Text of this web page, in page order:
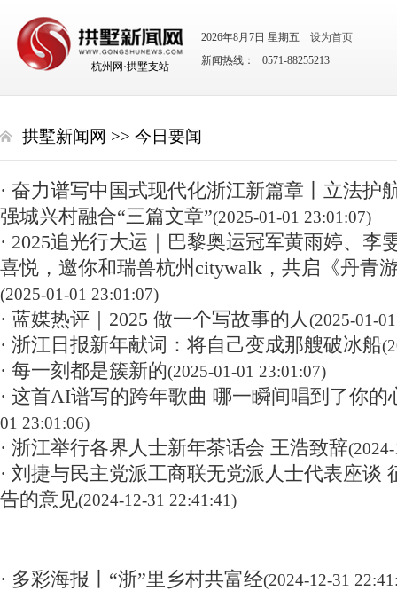
杭州网·拱墅支站
2026年8月7日 星期五
设为首页
新闻热线： 0571-88255213
拱墅新闻网 >> 今日要闻
· 奋力谱写中国式现代化浙江新篇章丨立法护
强城兴村融合“三篇文章”(2025-01-01 23:01:07)
· 2025追光行大运｜巴黎奥运冠军黄雨婷、李
喜悦，邀你和瑞兽杭州citywalk，共启《丹青
(2025-01-01 23:01:07)
· 蓝媒热评｜2025 做一个写故事的人(2025-01-
· 浙江日报新年献词：将自己变成那艘破冰船
· 每一刻都是簇新的(2025-01-01 23:01:07)
· 这首AI谱写的跨年歌曲 哪一瞬间唱到了你的
01 23:01:06)
· 浙江举行各界人士新年茶话会 王浩致辞
· 刘捷与民主党派工商联无党派人士代表座谈
告的意见(2024-12-31 22:41:41)
· 多彩海报丨“浙”里乡村共富经(2024-12-31